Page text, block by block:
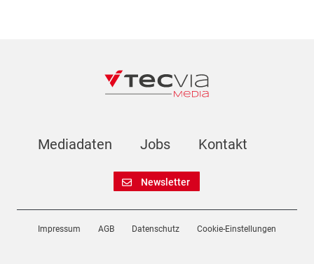
Mediadaten Jobs Kontakt
Newsletter
Impressum AGB Datenschutz Cookie-Einstellungen